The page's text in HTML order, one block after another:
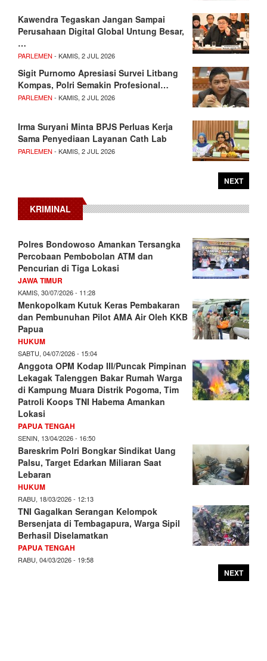
Kawendra Tegaskan Jangan Sampai
Perusahaan Digital Global Untung Besar,
…
PARLEMEN - KAMIS, 2 JUL 2026
Sigit Purnomo Apresiasi Survei Litbang
Kompas, Polri Semakin Profesional…
PARLEMEN - KAMIS, 2 JUL 2026
Irma Suryani Minta BPJS Perluas Kerja
Sama Penyediaan Layanan Cath Lab
PARLEMEN - KAMIS, 2 JUL 2026
NEXT
KRIMINAL
Polres Bondowoso Amankan Tersangka
Percobaan Pembobolan ATM dan
Pencurian di Tiga Lokasi
JAWA TIMUR
KAMIS, 30/07/2026 - 11:28
Menkopolkam Kutuk Keras Pembakaran
dan Pembunuhan Pilot AMA Air Oleh KKB
Papua
HUKUM
SABTU, 04/07/2026 - 15:04
Anggota OPM Kodap III/Puncak Pimpinan
Lekagak Talenggen Bakar Rumah Warga
di Kampung Muara Distrik Pogoma, Tim
Patroli Koops TNI Habema Amankan
Lokasi
PAPUA TENGAH
SENIN, 13/04/2026 - 16:50
Bareskrim Polri Bongkar Sindikat Uang
Palsu, Target Edarkan Miliaran Saat
Lebaran
HUKUM
RABU, 18/03/2026 - 12:13
TNI Gagalkan Serangan Kelompok
Bersenjata di Tembagapura, Warga Sipil
Berhasil Diselamatkan
PAPUA TENGAH
RABU, 04/03/2026 - 19:58
NEXT